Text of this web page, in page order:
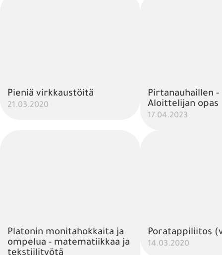
Pieniä virkkaustöitä
21.03.2020
Pirtanauhaillen -
Aloittelijan opas
17.04.2023
Platonin monitahokkaita ja
ompelua - matematiikkaa ja
Poratappiliitos
14.03.2020